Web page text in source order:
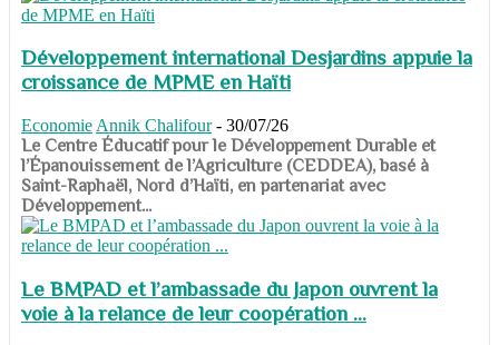
Développement international Desjardins appuie la
croissance de MPME en Haïti
Economie Annik Chalifour - 30/07/26
​​​​​​​Le Centre Éducatif pour le Développement Durable et
l’Épanouissement de l’Agriculture (CEDDEA), basé à
Saint-Raphaël, Nord d’Haïti, en partenariat avec
Développement...
Le BMPAD et l’ambassade du Japon ouvrent la
voie à la relance de leur coopération ...